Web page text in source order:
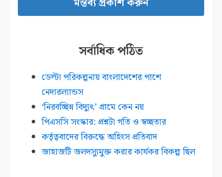
সর্বাধিক পঠিত
ডেল্টা পরিকল্পনায় বাংলাদেশের পাশে
নেদারল্যান্ডস
‘নিরবচ্ছিন্ন বিদ্যুৎ’ গ্রামে কেন নয়
পিএসসি সংস্কার: প্রশ্নটা গতি ও স্বচ্ছতার
কর্তৃত্ববাদের বিরুদ্ধে অহিংস প্রতিবাদ
জাহাজটি জলদস্যুমুক্ত করার কার্যকর বিকল্প ছিল